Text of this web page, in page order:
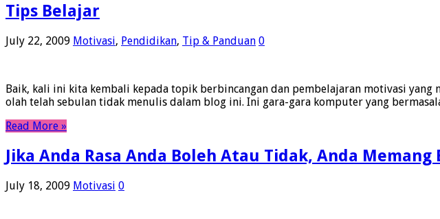
Tips Belajar
July 22, 2009 Motivasi, Pendidikan, Tip & Panduan 0
Baik, kali ini kita kembali kepada topik berbincangan dan pembelajaran motivasi
olah telah sebulan tidak menulis dalam blog ini. Ini gara-gara komputer yang
Read More »
Jika Anda Rasa Anda Boleh Atau Tidak, Anda Memang
July 18, 2009 Motivasi 0